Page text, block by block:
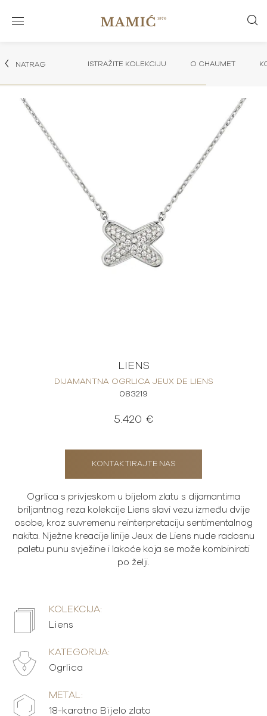
NATRAG ISTRAŽITE KOLEKCIJU O CHAUMET
LIENS
DIJAMANTNA OGRLICA JEUX DE LIENS
083219
5.420 €
KONTAKTIRAJTE NAS
Ogrlica s privjeskom u bijelom zlatu s dijamantima
briljantnog reza kolekcije Liens slavi vezu između dvije
osobe, kroz suvremenu reinterpretaciju sentimentalnog
nakita. Nježne kreacije linije Jeux de Liens nude radosnu
paletu punu svježine i lakoće koja se može kombinirati
po želji.
KOLEKCIJA:
Liens
KATEGORIJA:
Ogrlica
METAL:
18-karatno Bijelo zlato